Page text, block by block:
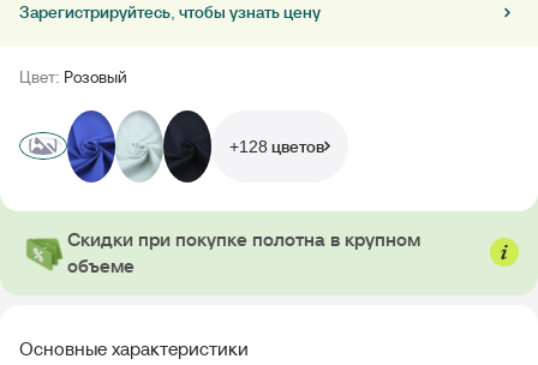
Основные характеристики
Зарегистрируйтесь, чтобы узнать цену
Цвет: Розовый
+128 цветов
Скидки при покупке полотна в крупном
объеме